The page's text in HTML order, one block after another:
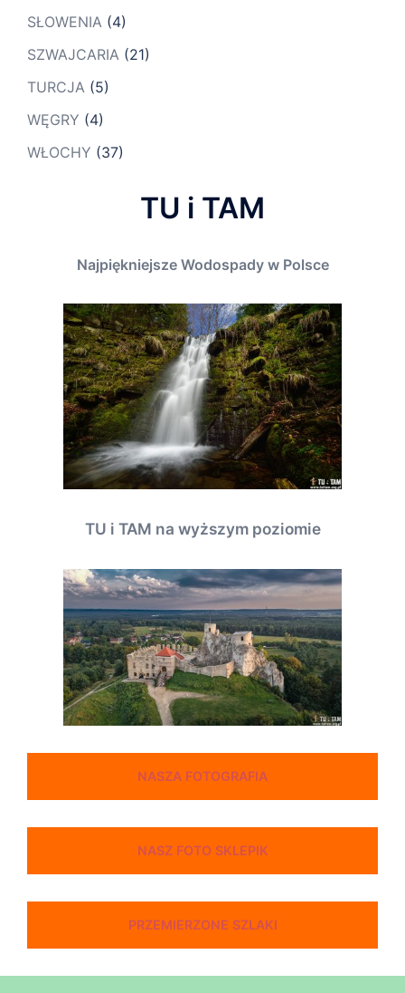
SŁOWENIA (4)
SZWAJCARIA (21)
TURCJA (5)
WĘGRY (4)
WŁOCHY (37)
TU i TAM
Najpiękniejsze Wodospady w Polsce
TU i TAM na wyższym poziomie
NASZA FOTOGRAFIA
NASZ FOTO SKLEPIK
PRZEMIERZONE SZLAKI